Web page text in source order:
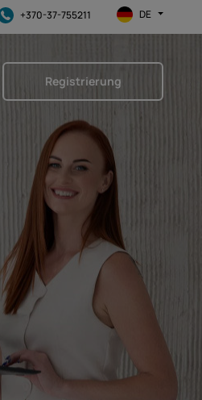
+370-37-755211 DE
Registrierung